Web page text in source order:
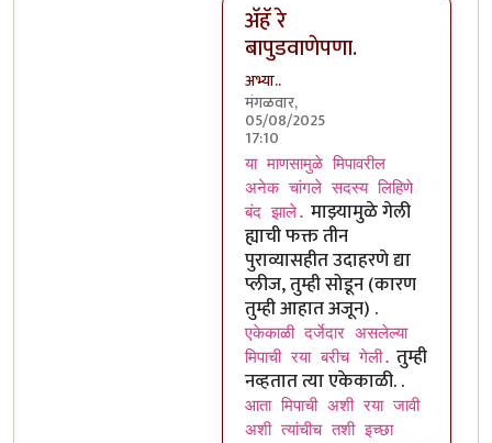
अ‍ॅहॅ रे
बापुडवाणेपणा.
अभ्या..
मंगळवार,
05/08/2025
17:10
In reply to रयाbyचंद्रसूर्यकुमार
या माणसामुळे मिपावरील
अनेक चांगले सदस्य लिहिणे
बंद झाले. माझ्यामुळे गेली
ह्याची फक्त तीन
पुराव्यासहीत उदाहरणे द्या
प्लीज, तुम्ही सोडून (कारण
तुम्ही आहात अजून) .
एकेकाळी दर्जेदार असलेल्या
मिपाची रया बरीच गेली. तुम्ही
नव्हतात त्या एकेकाळी. .
आता मिपाची अशी रया जावी
अशी त्यांचीच तशी इच्छा